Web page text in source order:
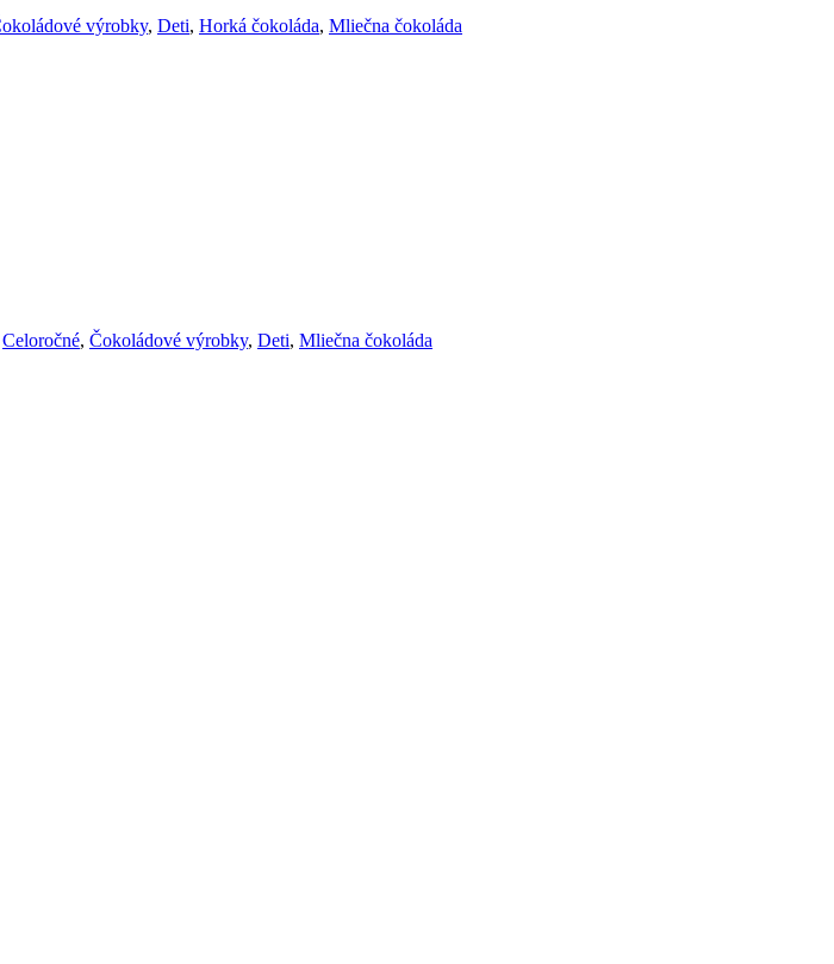
výrobky, Deti, Horká čokoláda, Mliečna čokoláda
Celoročné, Čokoládové výrobky, Deti, Mliečna čokoláda